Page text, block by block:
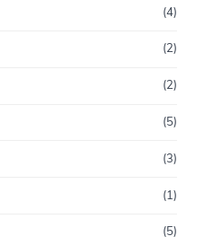
(4)
(2)
(2)
(5)
(3)
(1)
(5)